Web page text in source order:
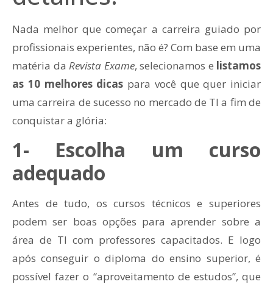
Nada melhor que começar a carreira guiado por
profissionais experientes, não é? Com base em uma
matéria da Revista Exame, selecionamos e listamos
as 10 melhores dicas para você que quer iniciar
uma carreira de sucesso no mercado de TI a fim de
conquistar a glória:
1- Escolha um curso
adequado
Antes de tudo, os cursos técnicos e superiores
podem ser boas opções para aprender sobre a
área de TI com professores capacitados. E logo
após conseguir o diploma do ensino superior, é
possível fazer o “aproveitamento de estudos”, que